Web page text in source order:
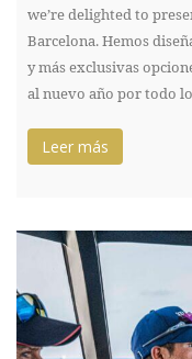
we’re delighted to
Barcelona. Hemos
y más exclusivas
al nuevo año por todo
Leer más